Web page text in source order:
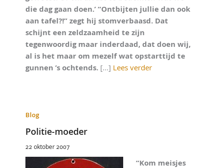
die dag gaan doen.’ “Ontbijten jullie dan ook
aan tafel?!” zegt hij stomverbaasd. Dat
schijnt een zeldzaamheid te zijn
tegenwoordig maar inderdaad, dat doen wij,
al is het maar om mezelf wat opstarttijd te
gunnen ’s ochtends. [...] Lees verder
Blog
Politie-moeder
22 oktober 2007
“Kom meisjes